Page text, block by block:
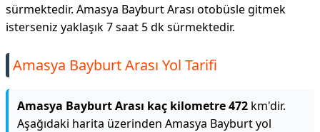
sürmektedir. Amasya Bayburt Arası otobüsle gitmek
isterseniz yaklaşık 7 saat 5 dk sürmektedir.
Amasya Bayburt Arası Yol Tarifi
Amasya Bayburt Arası kaç kilometre 472 km'dir.
Aşağıdaki harita üzerinden Amasya Bayburt yol